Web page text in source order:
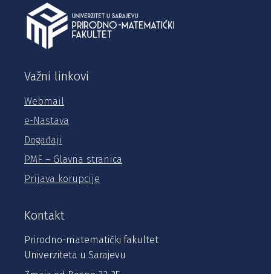
Važni linkovi
Webmail
e-Nastava
Događaji
PMF – Glavna stranica
Prijava korupcije
Kontakt
Prirodno-matematički fakultet
Univerziteta u Sarajevu